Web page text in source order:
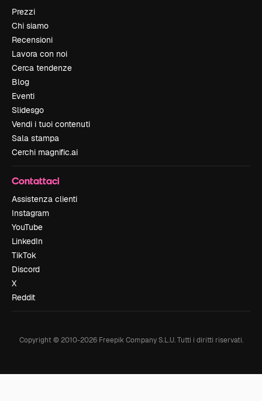
Prezzi
Chi siamo
Recensioni
Lavora con noi
Cerca tendenze
Blog
Eventi
Slidesgo
Vendi i tuoi contenuti
Sala stampa
Cerchi magnific.ai
Contattaci
Assistenza clienti
Instagram
YouTube
LinkedIn
TikTok
Discord
X
Reddit
Copyright © 2010-2026Freepik Company S.L.U. Tutti i diritti riservati.